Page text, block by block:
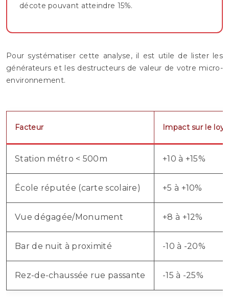
décote pouvant atteindre 15%.
Pour systématiser cette analyse, il est utile de lister les
générateurs et les destructeurs de valeur de votre micro-
environnement.
Facteur Impact sur le
Station métro < 500m +10 à +15%
École réputée (carte scolaire) +5 à +10%
Vue dégagée/Monument +8 à +12%
Bar de nuit à proximité -10 à -20%
Rez-de-chaussée rue passante -15 à -25%